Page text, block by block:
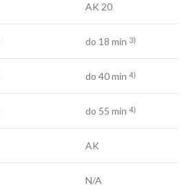
AK 20
do 18 min 3)
do 40 min 4)
do 55 min 4)
AK
N/A